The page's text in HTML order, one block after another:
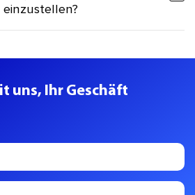
uns, Ihr Geschäft